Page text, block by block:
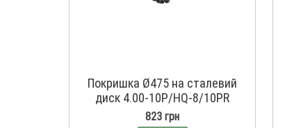
Покришка Ø475 на сталевий
диск 4.00-10P/HQ-8/10PR
823 грн